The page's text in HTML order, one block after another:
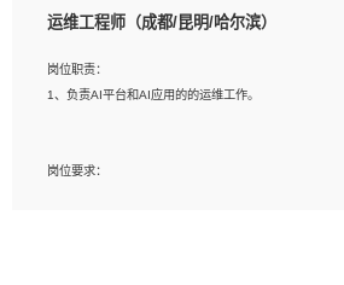
2、熟悉linux命令；
4、熟练使用oracle、mysql进行开发；
5、熟悉流程开发如使用activiti；
运维工程师（成都/昆明/哈尔滨）
岗位职责：
1、负责AI平台和AI应用的的运维工作。
岗位要求：